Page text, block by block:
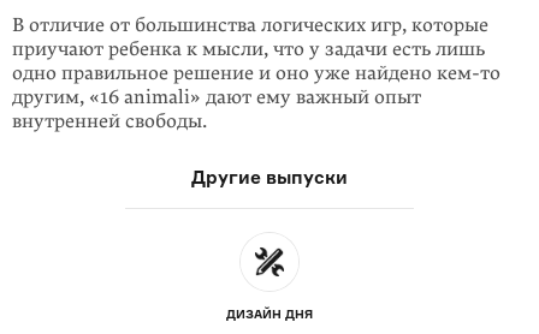
В отличие от большинства логических игр, которые
приучают ребенка к мыс­ли, что у задачи есть лишь
одно правильное решение и оно уже найдено кем-то
другим, «16 animali» дают ему важный опыт
внутренней свободы.
Другие выпуски
ДИЗАЙН ДНЯ